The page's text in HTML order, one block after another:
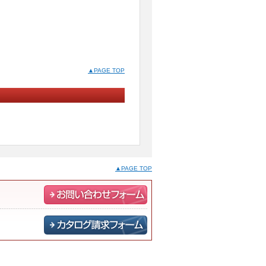
▲PAGE TOP
▲PAGE TOP